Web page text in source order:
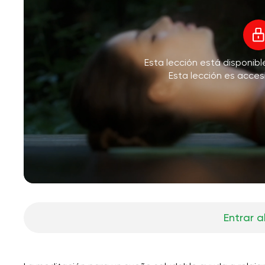
Esta lección está
Esta lección es
Entrar